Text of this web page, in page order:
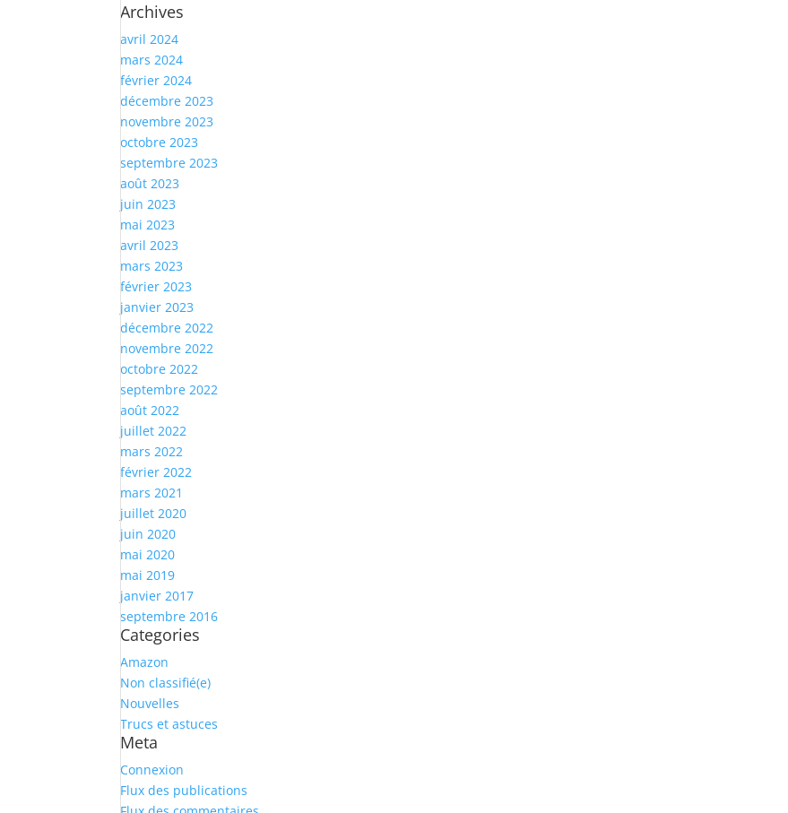
Archives
avril 2024
mars 2024
février 2024
décembre 2023
novembre 2023
octobre 2023
septembre 2023
août 2023
juin 2023
mai 2023
avril 2023
mars 2023
février 2023
janvier 2023
décembre 2022
novembre 2022
octobre 2022
septembre 2022
août 2022
juillet 2022
mars 2022
février 2022
mars 2021
juillet 2020
juin 2020
mai 2020
mai 2019
janvier 2017
septembre 2016
Categories
Amazon
Non classifié(e)
Nouvelles
Trucs et astuces
Meta
Connexion
Flux des publications